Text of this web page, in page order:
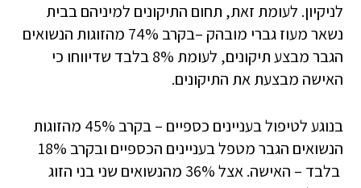
לניקיון. לעומת זאת, תחום התיקונים למיניהם בבית
נשאר מעוז גברי מובהק –בקרב 74% מהזוגות הנשואים
הגבר מבצע תיקונים, לעומת 8% בלבד שדיווחו כי
האישה מבצעת את התיקונים.
בנוגע לטיפול בעניינים כספיים – בקרב 45% מהזוגות
הנשואים הגבר מטפל בעניינים הכספיים ובקרב 18%
בלבד – האישה. אצל 36% מהנשואים שני בני הזוג